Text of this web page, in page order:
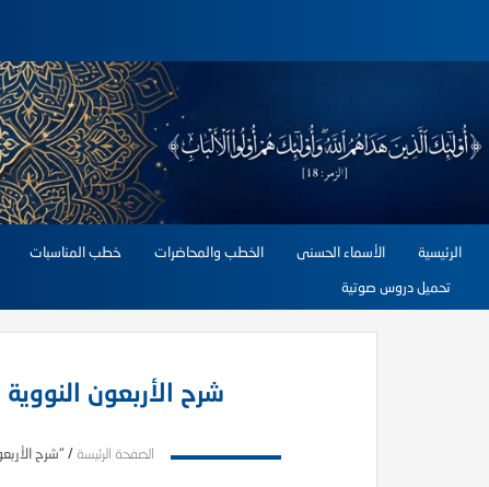
الرئيسية الأسماء الحسنى الخطب والمحاضرات خطب المناسبات
تحميل دروس صوتية
شرح الأربعون النووية 25- ذهب أهل الدثور بالأجور
الصفحة الرئيسة / "شرح الأربعون النووية